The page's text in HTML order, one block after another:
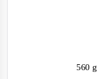
560